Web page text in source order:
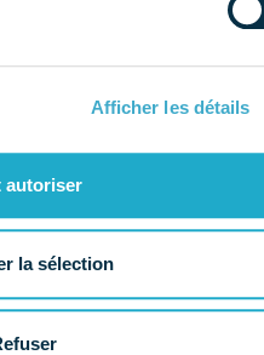
Afficher les détails
autoriser
la sélection
la profession